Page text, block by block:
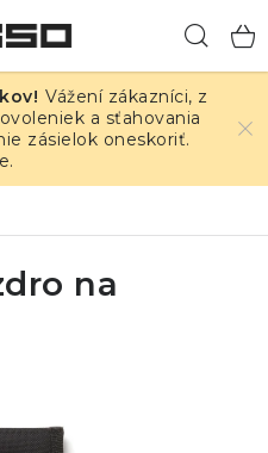
Vážení zákazníci, z
a sťahovania
zásielok oneskoriť.
na